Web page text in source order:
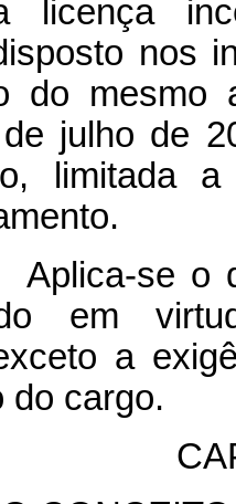
licença
nos
do
julho de
limitada
se o
em
a
do cargo.